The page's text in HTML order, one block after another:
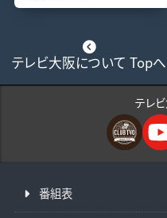
テレビ大阪について Topへ
テレビ
番組表